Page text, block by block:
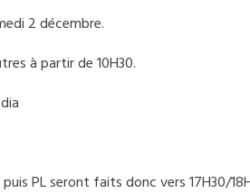
2 décembre.
à partir de 10H30.
PL seront faits donc vers 17H30/